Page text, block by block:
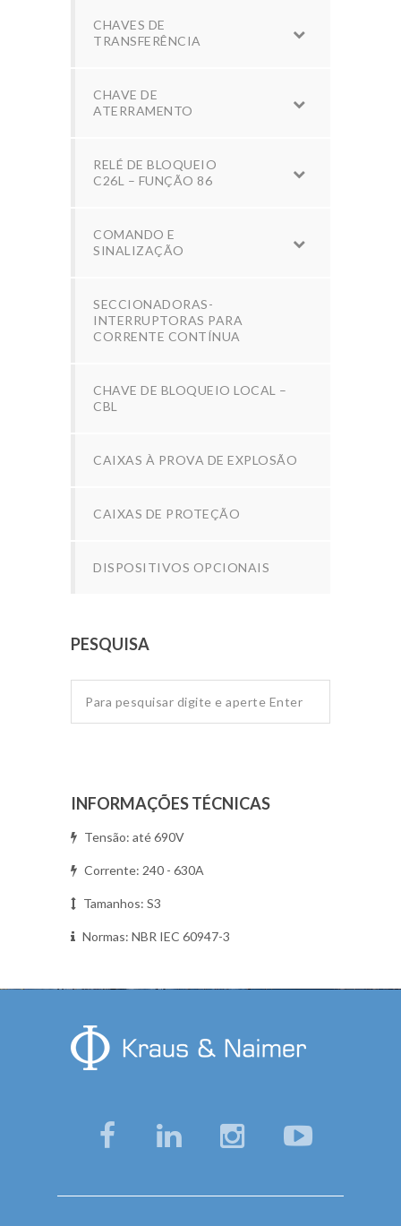
CHAVES DE
TRANSFERÊNCIA
CHAVE DE
ATERRAMENTO
RELÉ DE BLOQUEIO
C26L – FUNÇÃO 86
COMANDO E
SINALIZAÇÃO
SECCIONADORAS-
INTERRUPTORAS PARA
CORRENTE CONTÍNUA
CHAVE DE BLOQUEIO LOCAL –
CBL
CAIXAS À PROVA DE EXPLOSÃO
CAIXAS DE PROTEÇÃO
DISPOSITIVOS OPCIONAIS
PESQUISA
INFORMAÇÕES TÉCNICAS
Tensão: até 690V
Corrente: 240 - 630A
Tamanhos: S3
Normas: NBR IEC 60947-3